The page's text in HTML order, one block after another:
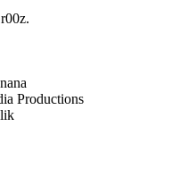
Productions